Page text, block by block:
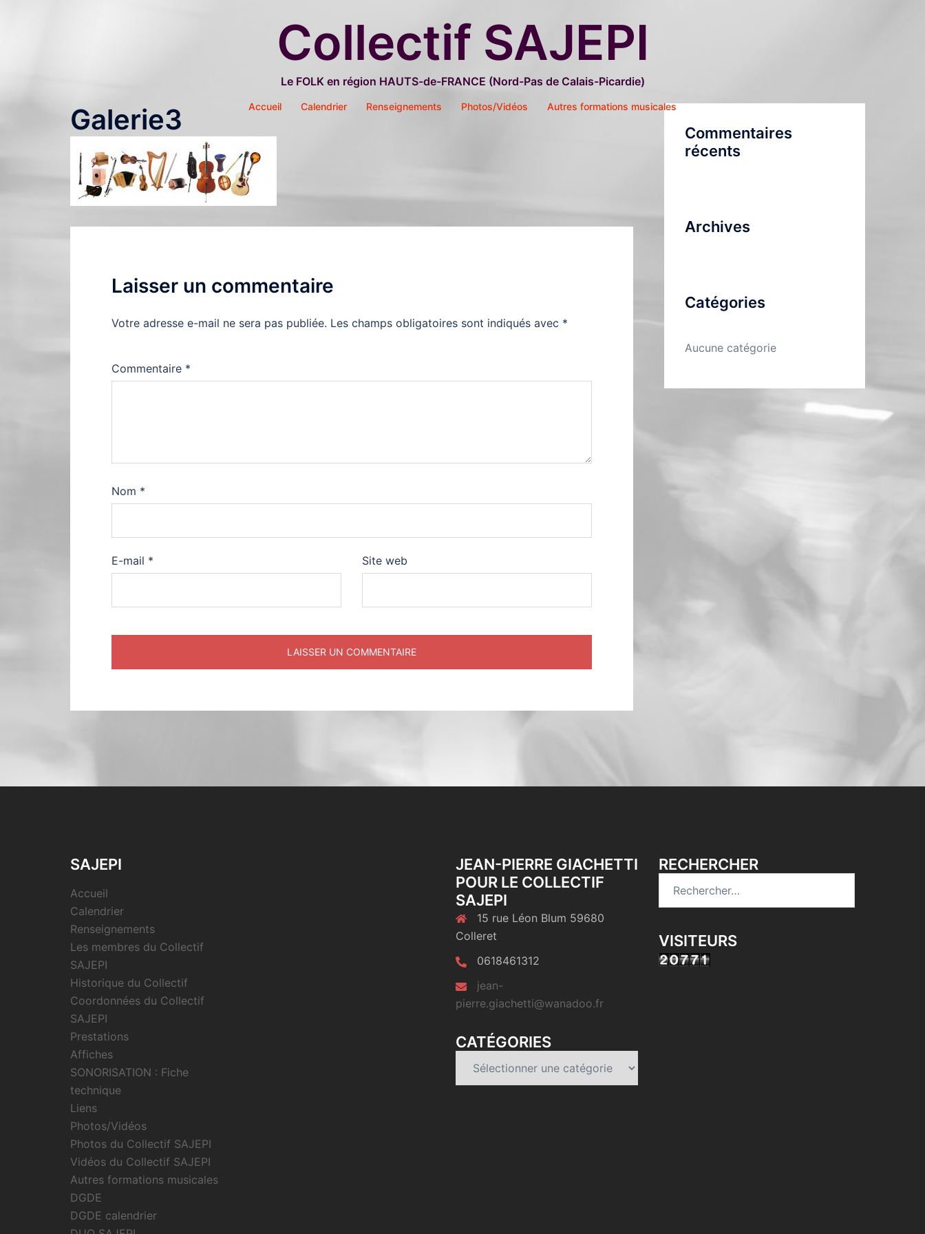
Collectif SAJEPI
Le FOLK en région HAUTS-de-FRANCE (Nord-Pas de Calais-Picardie)
Accueil Calendrier Renseignements Photos/Vidéos Autres formations musicales
Galerie3
Laisser un commentaire
Votre adresse e-mail ne sera pas publiée. Les champs obligatoires sont indiqués avec *
Commentaire *
Nom *
E-mail * Site web
Commentaires
récents
Archives
Catégories
Aucune catégorie
SAJEPI
Accueil
Calendrier
Renseignements
Les membres du Collectif
SAJEPI
Historique du Collectif
Coordonnées du Collectif
SAJEPI
Prestations
Affiches
SONORISATION : Fiche
technique
Liens
Photos/Vidéos
Photos du Collectif SAJEPI
Vidéos du Collectif SAJEPI
Autres formations musicales
DGDE
DGDE calendrier
JEAN-PIERRE GIACHETTI
POUR LE COLLECTIF
SAJEPI
15 rue Léon Blum 59680
Colleret
0618461312
jean-
pierre.giachetti@wanadoo.fr
CATÉGORIES
RECHERCHER
VISITEURS